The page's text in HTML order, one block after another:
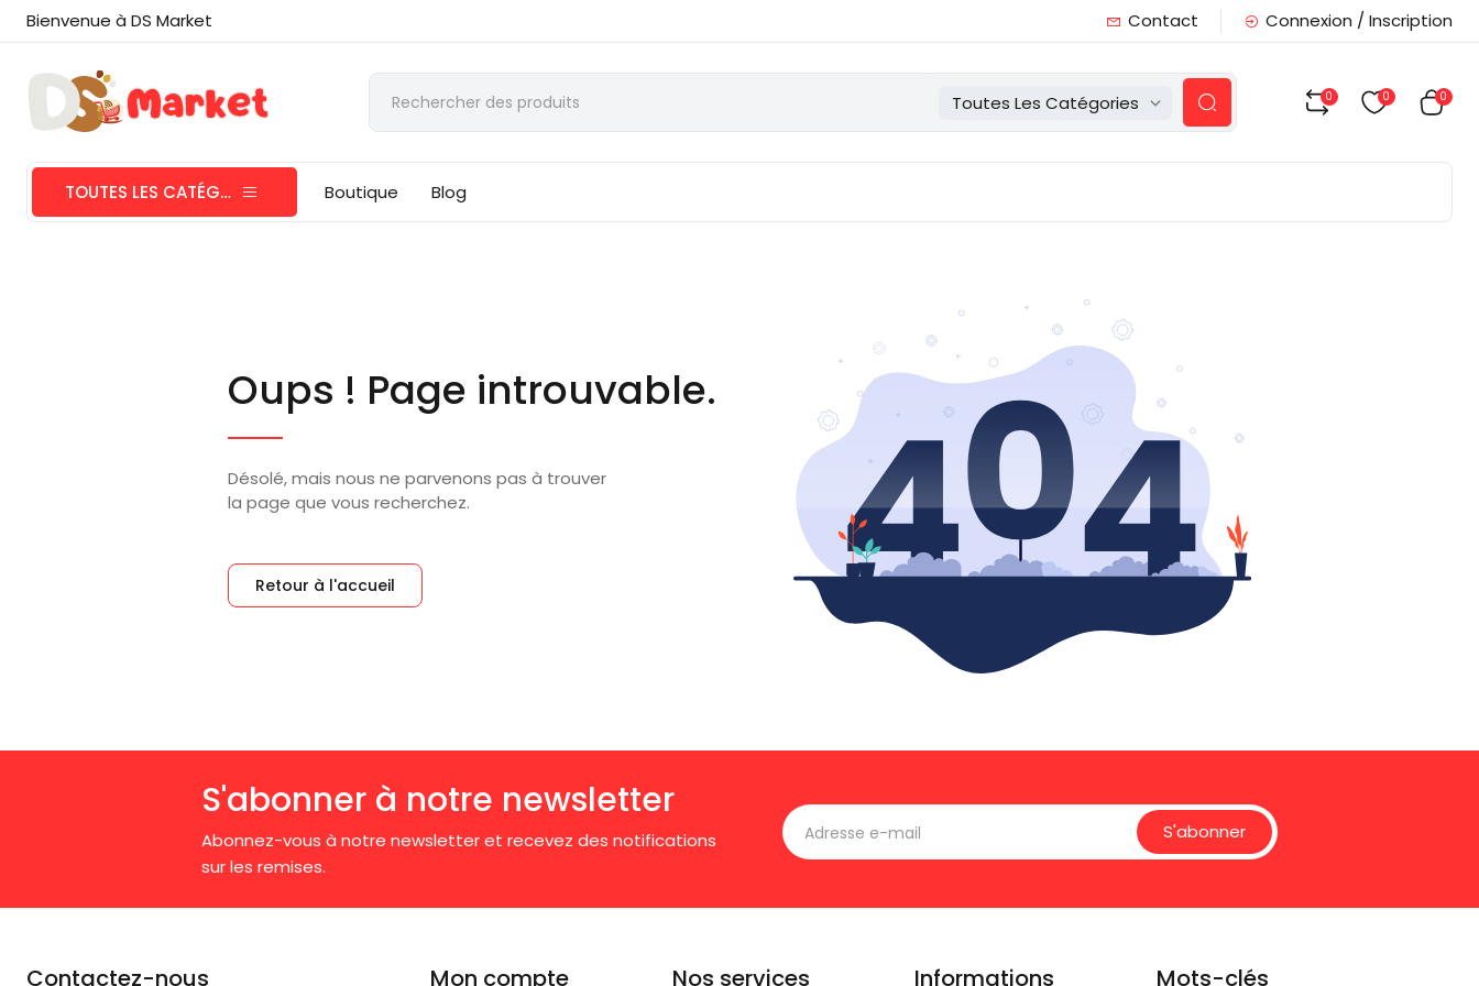
Bienvenue à DS Market Contact Connexion / Inscription
Toutes Les Catégories 0 0 0
TOUTES LES CATÉGORIES Boutique Blog
Oups ! Page introuvable.
Désolé, mais nous ne parvenons pas à trouver
la page que vous recherchez.
Retour à l'accueil
S'abonner à notre newsletter
Abonnez-vous à notre newsletter et recevez des notifications
sur les remises.
S'abonner
Contactez-nous Mon compte Nos services Informations Mots-clés